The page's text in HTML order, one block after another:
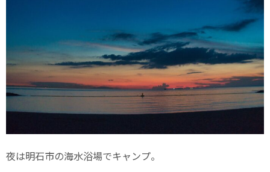
夜は明石市の海水浴場でキャンプ。